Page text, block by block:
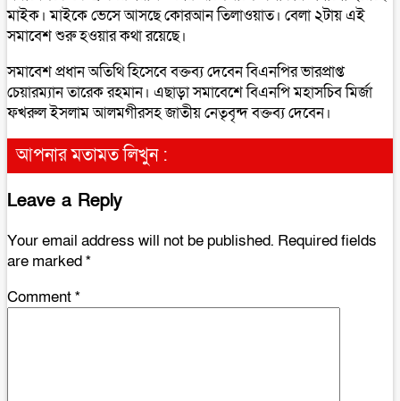
মাইক। মাইকে ভেসে আসছে কোরআন তিলাওয়াত। বেলা ২টায় এই
সমাবেশ শুরু হওয়ার কথা রয়েছে।
সমাবেশ প্রধান অতিথি হিসেবে বক্তব্য দেবেন বিএনপির ভারপ্রাপ্ত
চেয়ারম্যান তারেক রহমান। এছাড়া সমাবেশে বিএনপি মহাসচিব মির্জা
ফখরুল ইসলাম আলমগীরসহ জাতীয় নেতৃবৃন্দ বক্তব্য দেবেন।
আপনার মতামত লিখুন :
Leave a Reply
Your email address will not be published. Required fields
are marked*
Comment*